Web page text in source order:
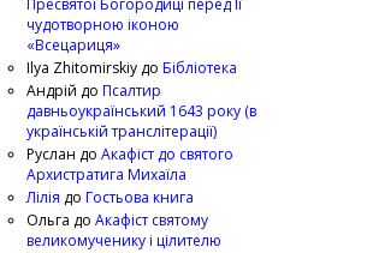
чудотворною іконою
«Всецариця»
Ilya Zhitomirskiy до Бібліотека
Андрій до Псалтир
давньоукраїнський 1643 року (в
українській транслітерації)
Руслан до Акафіст до святого
Архистратига Михаїла
Лілія до Гостьова книга
Ольга до Акафіст святому
великомученику і цілителю